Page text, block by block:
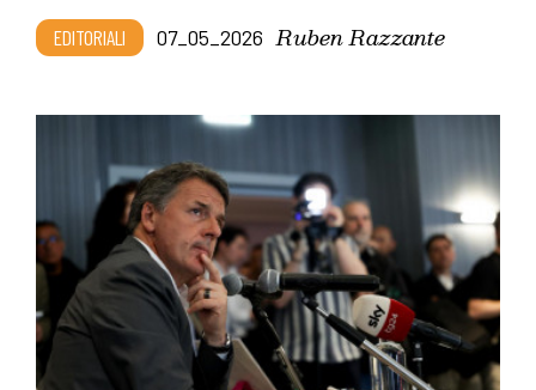
EDITORIALI 07_05_2026 Ruben Razzante